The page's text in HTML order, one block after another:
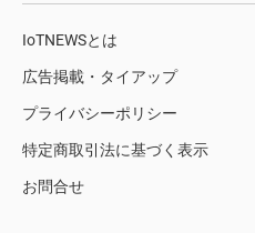
IoTNEWSとは
広告掲載・タイアップ
プライバシーポリシー
特定商取引法に基づく表示
お問合せ